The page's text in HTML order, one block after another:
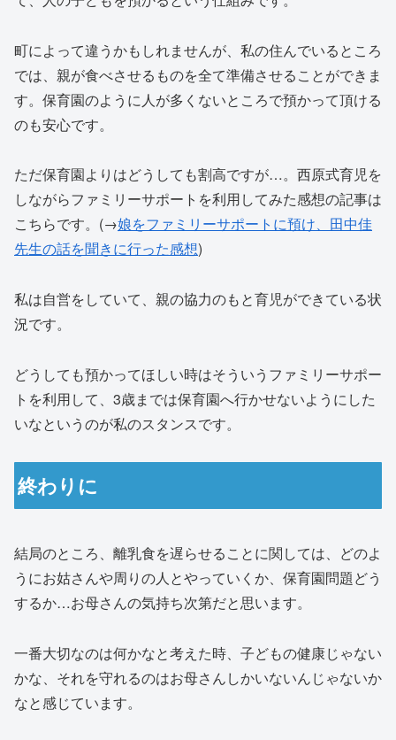
町によって違うかもしれませんが、私の住んでいるところ
では、親が食べさせるものを全て準備させることができま
す。保育園のように人が多くないところで預かって頂ける
のも安心です。
ただ保育園よりはどうしても割高ですが…。西原式育児を
しながらファミリーサポートを利用してみた感想の記事は
こちらです。(→娘をファミリーサポートに預け、田中佳
先生の話を聞きに行った感想)
私は自営をしていて、親の協力のもと育児ができている状
況です。
どうしても預かってほしい時はそういうファミリーサポー
トを利用して、3歳までは保育園へ行かせないようにした
いなというのが私のスタンスです。
終わりに
結局のところ、離乳食を遅らせることに関しては、どのよ
うにお姑さんや周りの人とやっていくか、保育園問題どう
するか…お母さんの気持ち次第だと思います。
一番大切なのは何かなと考えた時、子どもの健康じゃない
かな、それを守れるのはお母さんしかいないんじゃないか
なと感じています。